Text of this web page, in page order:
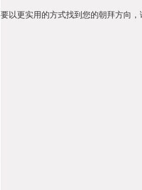
要以更实用的方式找到您的朝拜方向